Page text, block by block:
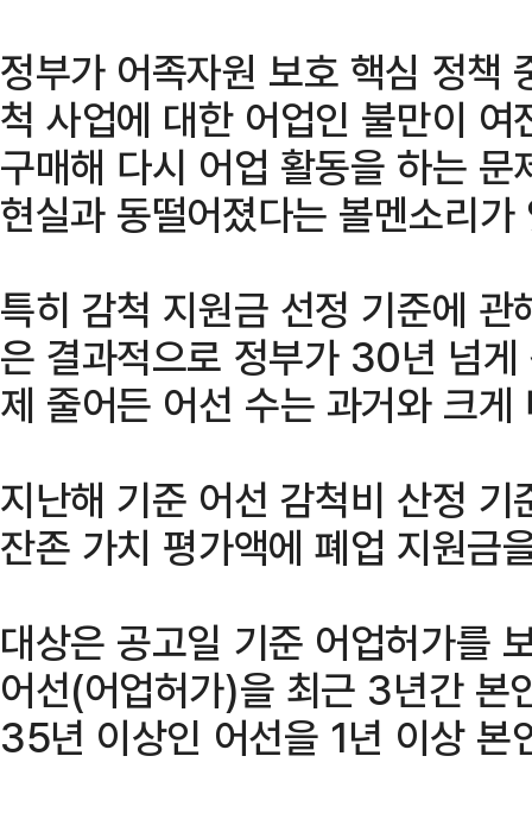
정부가 어족자원 보호 핵심 정책
척 사업에 대한 어업인 불만이
구매해 다시 어업 활동을 하는
현실과 동떨어졌다는 볼멘소리가
특히 감척 지원금 선정 기준에
은 결과적으로 정부가 30년 넘
제 줄어든 어선 수는 과거와 크게
지난해 기준 어선 감척비 산정
잔존 가치 평가액에 폐업 지원금
대상은 공고일 기준 어업허가를
어선(어업허가)을 최근 3년간 본
35년 이상인 어선을 1년 이상 본